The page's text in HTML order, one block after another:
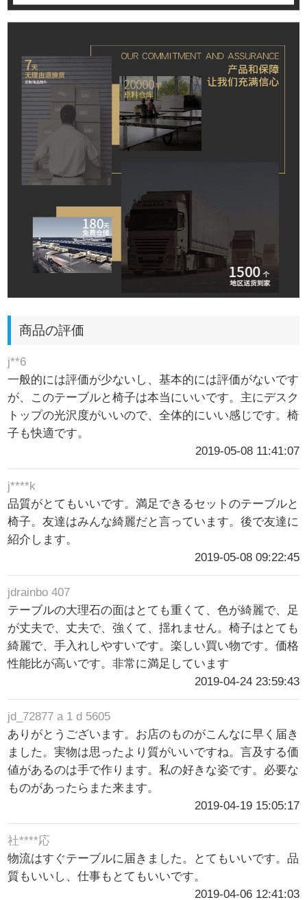
商品の評価
j**6
一般的には評価が少ないし、基本的には評価がないです
が、このテーブルと椅子は本当にいいです。主にデスク
トップの光沢度がいいので、全体的にいい感じです。椅
子も快適です。
2019-05-08 11:41:07
j****k
品質がとてもいいです。満足できるセットのテーブルと
椅子。友達はみんな綺麗だと言っています。後で友達に
紹介します。
2019-05-08 09:22:45
jdrainbo 407
テーブルの大理石の面はとても重くて、色が綺麗で、足
が丈夫で、丈夫で、強くて、揺れません。椅子はとても
綺麗で、手入れしやすいです。楽しい買い物です。価格
性能比が高いです。非常に満足しています
2019-04-24 23:59:43
jd_72877 a 1 d 5605
ありがとうございます。お店のものがこんなに早く届き
ました。実物は思ったより質がいいですね。言及する価
値があるのは手で作ります。私の好きな姿です。必要な
ものがあったらまた来ます。
2019-04-19 15:05:17
社****応
物流はすぐテーブルに届きました。とてもいいです。品
質もいいし、仕事もとてもいいです。
2019-04-06 12:41:03